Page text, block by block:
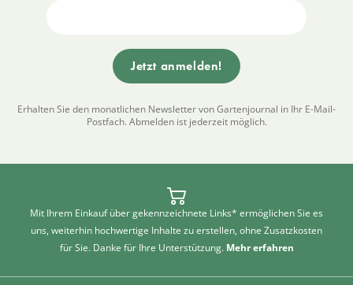
Erhalten Sie den monatlichen Newsletter von Gartenjournal in Ihr E-Mail-
Postfach. Abmelden ist jederzeit möglich.
Mit Ihrem Einkauf über gekennzeichnete Links* ermöglichen Sie es
uns, weiterhin hochwertige Inhalte zu erstellen, ohne Zusatzkosten
für Sie. Danke für Ihre Unterstützung. Mehr erfahren